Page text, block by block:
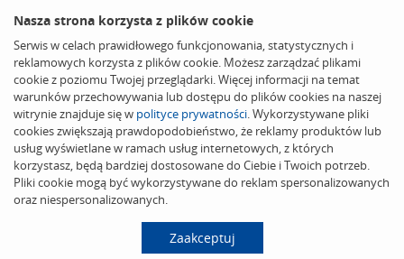
Nasza strona korzysta z plików cookie
Serwis w celach prawidłowego funkcjonowania, statystycznych i
reklamowych korzysta z plików cookie. Możesz zarządzać plikami
cookie z poziomu Twojej przeglądarki. Więcej informacji na temat
warunków przechowywania lub dostępu do plików cookies na naszej
witrynie znajduje się w polityce prywatności. Wykorzystywane pliki
cookies zwiększają prawdopodobieństwo, że reklamy produktów lub
usług wyświetlane w ramach usług internetowych, z których
korzystasz, będą bardziej dostosowane do Ciebie i Twoich potrzeb.
Pliki cookie mogą być wykorzystywane do reklam spersonalizowanych
oraz niespersonalizowanych.
Zaakceptuj